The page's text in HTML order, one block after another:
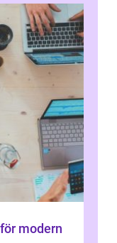
modern